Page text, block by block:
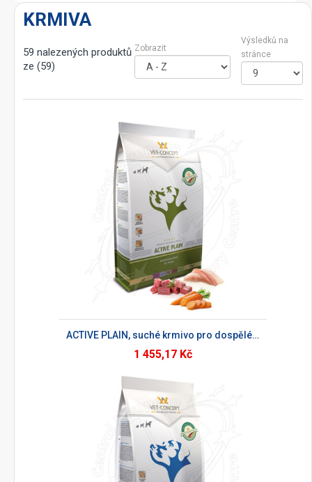
KRMIVA
59 nalezených produktů
ze (59)
Zobrazit
Výsledků na
stránce
ACTIVE PLAIN, suché krmivo pro dospělé psy
1 455,17 Kč